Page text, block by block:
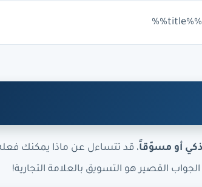
أو مسوّقاً، قد تتساءل عن ماذا يمكنك
القصير هو التسويق بالعلامة التجارية!